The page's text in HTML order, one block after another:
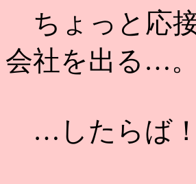
ちょっと応
会社を出る…。
…したらば！